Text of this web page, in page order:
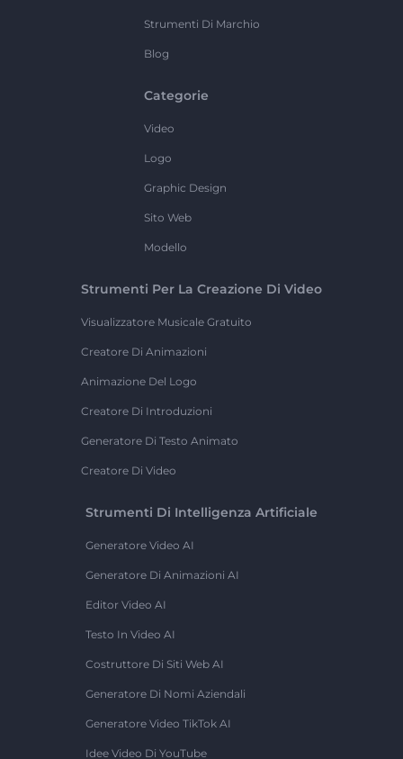
Strumenti Di Marchio
Blog
Categorie
Video
Logo
Graphic Design
Sito Web
Modello
Strumenti Per La Creazione Di Video
Visualizzatore Musicale Gratuito
Creatore Di Animazioni
Animazione Del Logo
Creatore Di Introduzioni
Generatore Di Testo Animato
Creatore Di Video
Strumenti Di Intelligenza Artificiale
Generatore Video AI
Generatore Di Animazioni AI
Editor Video AI
Testo In Video AI
Costruttore Di Siti Web AI
Generatore Di Nomi Aziendali
Generatore Video TikTok AI
Idee Video Di YouTube